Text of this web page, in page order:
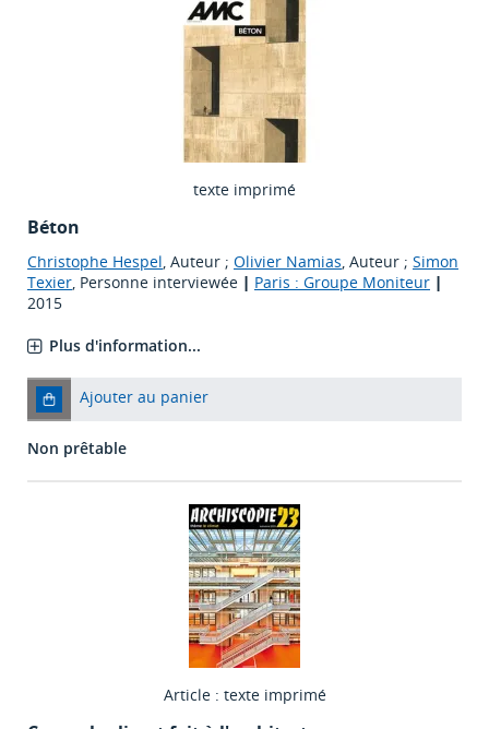
texte imprimé
Béton
Christophe Hespel, Auteur ; Olivier Namias, Auteur ; Simon
Texier, Personne interviewée | Paris : Groupe Moniteur |
2015
Plus d'information...
Ajouter au panier
Non prêtable
Article : texte imprimé